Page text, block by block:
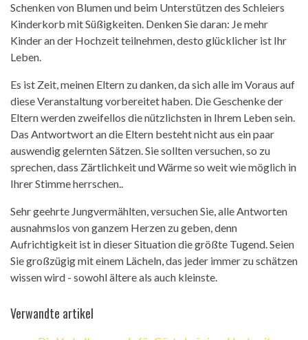
Schenken von Blumen und beim Unterstützen des Schleiers
Kinderkorb mit Süßigkeiten. Denken Sie daran: Je mehr
Kinder an der Hochzeit teilnehmen, desto glücklicher ist Ihr
Leben.
Es ist Zeit, meinen Eltern zu danken, da sich alle im Voraus auf
diese Veranstaltung vorbereitet haben. Die Geschenke der
Eltern werden zweifellos die nützlichsten in Ihrem Leben sein.
Das Antwortwort an die Eltern besteht nicht aus ein paar
auswendig gelernten Sätzen. Sie sollten versuchen, so zu
sprechen, dass Zärtlichkeit und Wärme so weit wie möglich in
Ihrer Stimme herrschen..
Sehr geehrte Jungvermählten, versuchen Sie, alle Antworten
ausnahmslos von ganzem Herzen zu geben, denn
Aufrichtigkeit ist in dieser Situation die größte Tugend. Seien
Sie großzügig mit einem Lächeln, das jeder immer zu schätzen
wissen wird - sowohl ältere als auch kleinste.
Verwandte artikel